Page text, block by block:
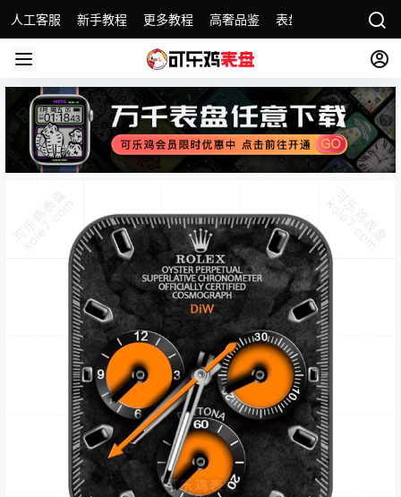
人工客服 新手教程 更多教程 高奢品鉴 表盘精选 名表故事